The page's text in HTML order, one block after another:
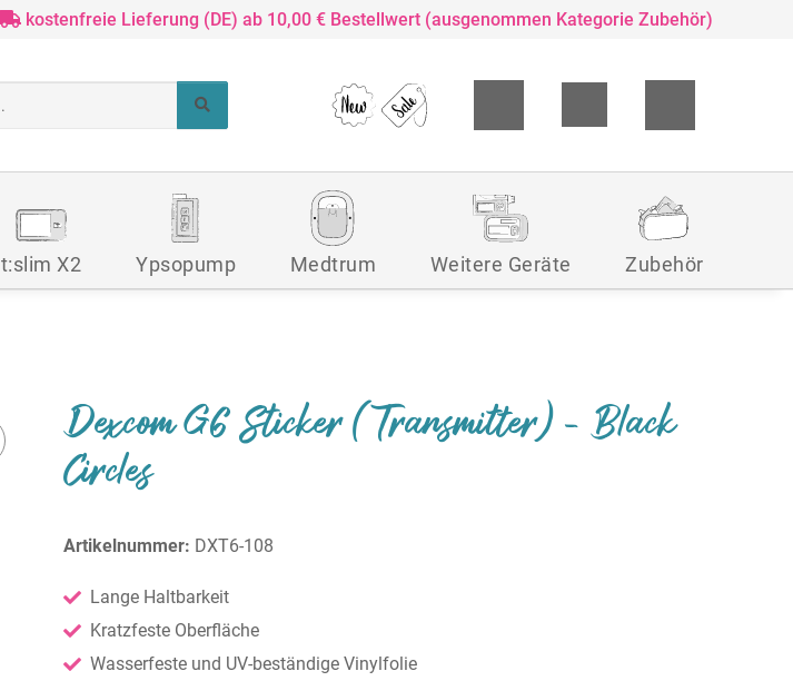
kostenfreie Lieferung (DE) ab 10,00 € Bestellwert (ausgenommen Kategorie Zubehör)
t:slim X2 Ypsopump Medtrum Weitere Geräte Zubehör
Dexcom G6 Sticker (Transmitter) - Black
Circles
Artikelnummer: DXT6-108
Lange Haltbarkeit
Kratzfeste Oberfläche
Wasserfeste und UV-beständige Vinylfolie